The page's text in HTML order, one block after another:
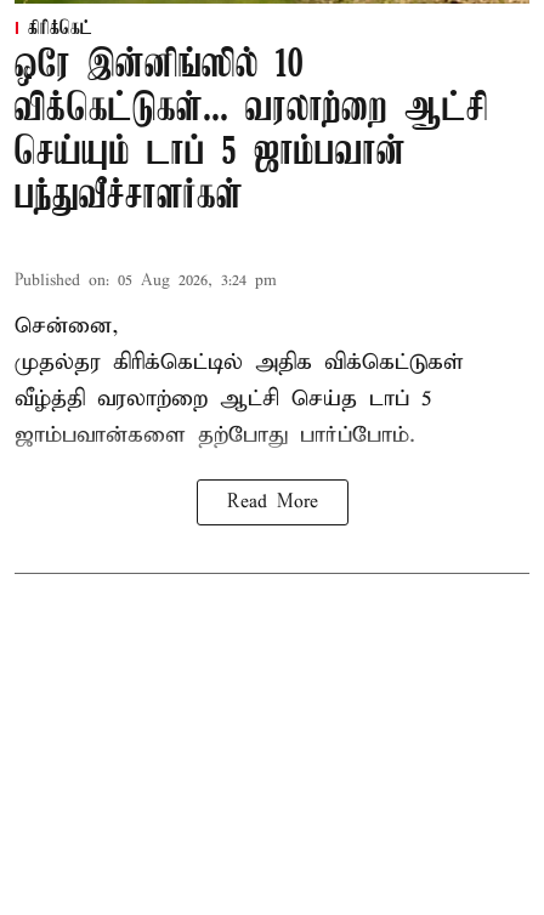
கிரிக்கெட்
ஒரே இன்னிங்ஸில் 10
விக்கெட்டுகள்... வரலாற்றை ஆட்சி
செய்யும் டாப் 5 ஜாம்பவான்
பந்துவீச்சாளர்கள்
Published on: 05 Aug 2026, 3:24 pm
சென்னை,
முதல்தர கிரிக்கெட்டில் அதிக விக்கெட்டுகள்
வீழ்த்தி வரலாற்றை ஆட்சி செய்த டாப் 5
ஜாம்பவான்களை தற்போது பார்ப்போம்.
Read More